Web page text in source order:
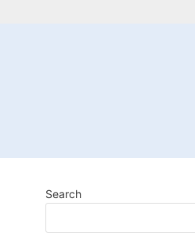
Search